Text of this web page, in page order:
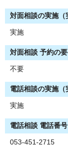
対面相談の実施（
実施
対面相談 予約の要
不要
電話相談の実施（
実施
電話相談 電話番号
053-451-2715